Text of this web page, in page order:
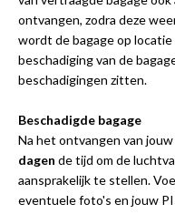
ontvangen, zodra deze
wordt de bagage op
beschadiging van de
beschadigingen zitten.
Beschadigde bagage
Na het ontvangen van
dagen de tijd om de
aansprakelijk te stellen.
eventuele foto's en jouw